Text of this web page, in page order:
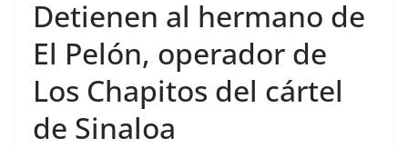
Detienen al hermano de
El Pelón, operador de
Los Chapitos del cártel
de Sinaloa